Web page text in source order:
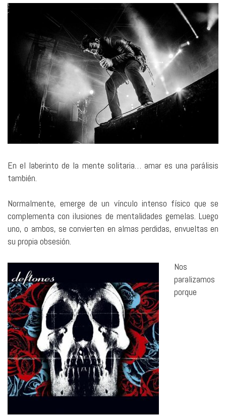
En el laberinto de la mente solitaria… amar es una parálisis
también.
Normalmente, emerge de un vínculo intenso físico que se
complementa con ilusiones de mentalidades gemelas. Luego
uno, o ambos, se convierten en almas perdidas, envueltas en
su propia obsesión.
Nos
paralizamos
porque